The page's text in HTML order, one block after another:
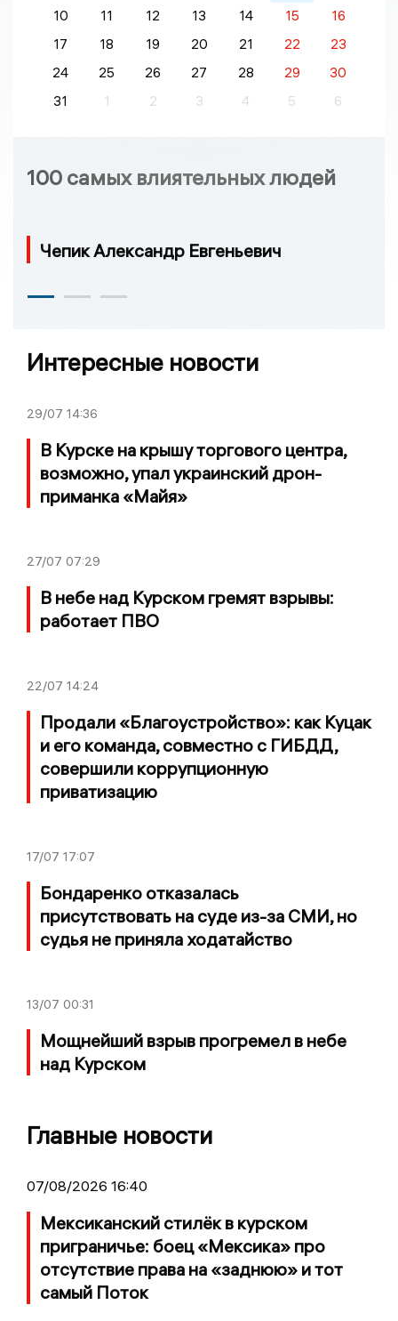
10
11 12 13 14 15
16
17
18 19 20 21 22
23
24
25 26 27 28 29
30
31
1 2 3 4 5 6
100 самых влиятельных людей
Чепик Александр Евгеньевич
Интересные новости
29/07 14:36
В Курске на крышу торгового центра,
возможно, упал украинский дрон-
приманка «Майя»
27/07 07:29
В небе над Курском гремят взрывы:
работает ПВО
22/07 14:24
Продали «Благоустройство»: как Куцак
и его команда, совместно с ГИБДД,
совершили коррупционную
приватизацию
17/07 17:07
Бондаренко отказалась
присутствовать на суде из-за СМИ, но
судья не приняла ходатайство
13/07 00:31
Мощнейший взрыв прогремел в небе
над Курском
Главные новости
07/08/2026 16:40
Мексиканский стилёк в курском
приграничье: боец «Мексика» про
отсутствие права на «заднюю» и тот
самый Поток